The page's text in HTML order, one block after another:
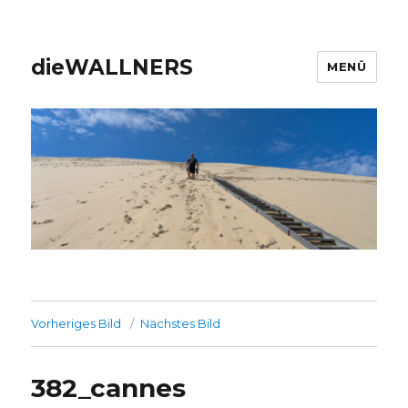
dieWALLNERS MENÜ
Vorheriges Bild Nächstes Bild
382_cannes